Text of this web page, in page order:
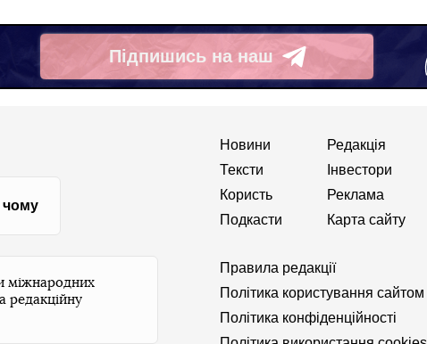
Підпишись на наш
Telegram
чому
Новини
Тексти
Користь
Подкасти
Редакція
Інвестори
Реклама
Карта сайту
Правила редакції
Політика користування сайтом
Політика конфіденційності
міжнародних
редакційну